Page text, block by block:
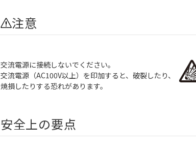
注意
交流電源に接続しないでください。
交流電源（AC100V以上）を印加すると、破裂したり、
焼損したりする恐れがあります。
安全上の要点